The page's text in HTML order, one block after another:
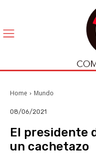
Home Mundo
08/06/2021
El presidente
un cachetazo